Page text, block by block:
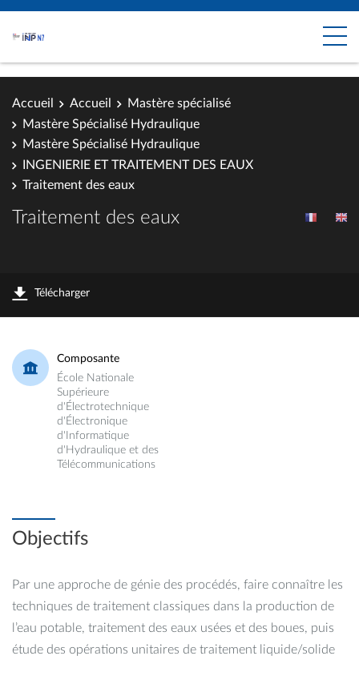
Accueil Accueil
Mastère spécialisé
Mastère Spécialisé Hydraulique
Mastère Spécialisé Hydraulique
INGENIERIE ET TRAITEMENT DES EAUX
Traitement des eaux
Traitement des eaux
Télécharger
Composante
École Nationale
Supérieure
d'Électrotechnique
d'Électronique
d'Informatique
d'Hydraulique et des
Télécommunications
Objectifs
Par une approche de génie des procédés, faire connaître les
techniques de traitement classiques dans la production de
l’eau potable, traitement des eaux usées et des boues, puis
étude des opérations unitaires de traitement liquide/solide